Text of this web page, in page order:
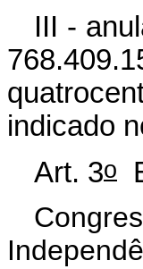
III -
indicado
Art. 3o